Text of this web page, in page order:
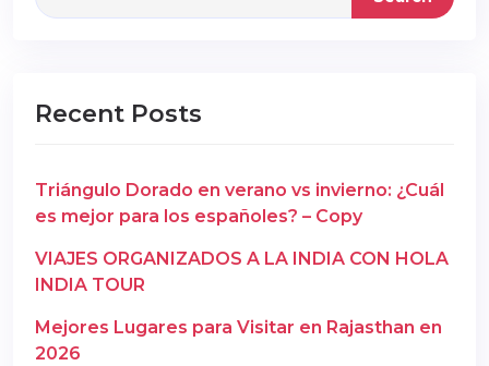
Recent Posts
Triángulo Dorado en verano vs invierno: ¿Cuál
es mejor para los españoles? – Copy
VIAJES ORGANIZADOS A LA INDIA CON HOLA
INDIA TOUR
Mejores Lugares para Visitar en Rajasthan en
2026